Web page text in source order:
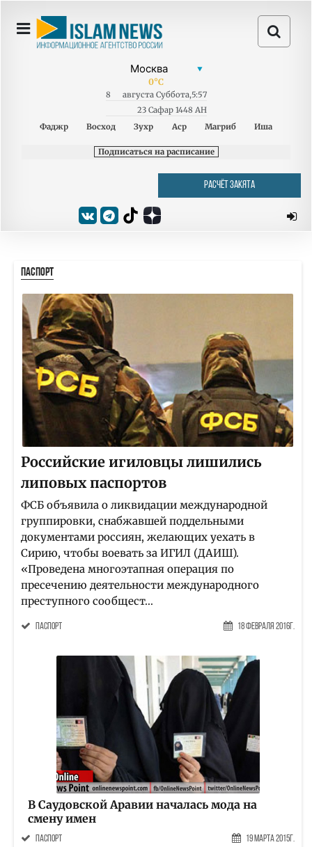
0°C
8 августа Суббота,5:57
23 Сафар 1448 AH
Фаджр
Восход Зухр Аср Магриб Иша
Подписаться на расписание
РАСЧЁТ ЗАКЯТА
ПАСПОРТ
Российские игиловцы лишились
липовых паспортов
ФСБ объявила о ликвидации международной
группировки, снабжавшей поддельными
документами россиян, желающих уехать в
Сирию, чтобы воевать за ИГИЛ (ДАИШ).
«Проведена многоэтапная операция по
пресечению деятельности международного
преступного сообщест...
паспорт 18 Февраля 2016г.
В Саудовской Аравии началась мода на
смену имен
паспорт 19 Марта 2015г.